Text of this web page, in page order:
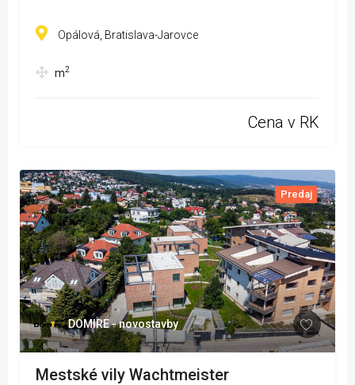
Opálová, Bratislava-Jarovce
m2
Cena v RK
Predaj
DOMIRE - novostavby
Mestské vily Wachtmeister